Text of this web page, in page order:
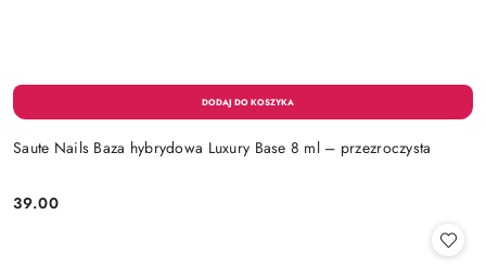
Saute Nails Baza hybrydowa Luxury Base 8 ml – przezroczysta
Cena:
39.00